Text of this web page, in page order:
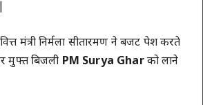
मंत्री निर्मला सीतारमण ने बजट पेश करते
मुफ्त बिजली PM Surya Gharको लाने